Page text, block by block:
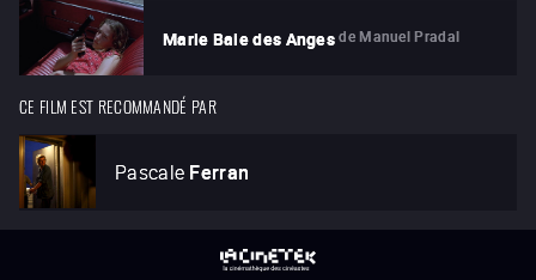
Marie Baie des Anges de Manuel Pradal
CE FILM EST RECOMMANDÉ PAR
Pascale Ferran